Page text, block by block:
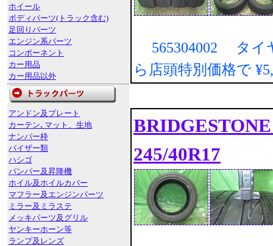
ホイール
ボディパーツ(トラック含む)
足回りパーツ
エンジン系パーツ
コンポーネント
カー用品
カー用品以外
アンドン及プレート
カーテン､マット、生地
ナンバー枠
バイザー類
ハシゴ
バンパー及昇降機
ホイル及ホイルカバー
マフラー及エンジンパーツ
ミラー及ミラステ
メッキパーツ及グリル
ヤンキーホーン等
ランプ及レンズ
565304002 タイ
ら店頭特別価格で
245/40R17